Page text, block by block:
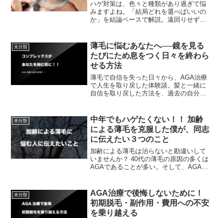
ハゲ対策は、色々と種類があり過ぎて悩
みますよね。「結局どれを選べばいいの
か」を結論ベースで解説。遠回りせず、
未分類
薄毛に悩むあなたへ──鏡を見る
たびにため息をつく日々を終わら
せる方法
薄毛で自信を失った日々から、AGA治療
で人生を取り戻した体験談。髪と一緒に
自信を取り戻した方法を、過去の自分と
未分類
中年でもハゲたくない！！ 加齢
による薄毛を克服した僕が、同志
に伝えたい３つのこと
加齢による薄毛は治らないと勘違いして
いませんか？ 40代の薄毛の原因の多くは
AGAであることが多い。そして、AGAは
す。
未分類
AGA治療で後悔しないために！
初期脱毛・副作用・費用への不安
を乗り越える